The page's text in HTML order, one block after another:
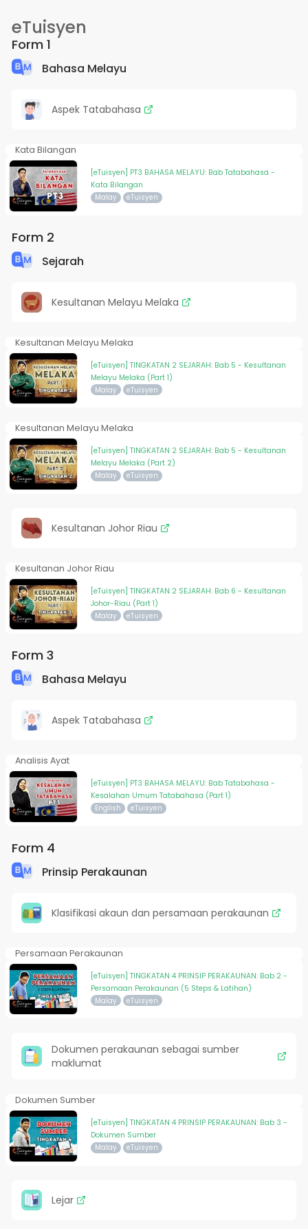
eTuisyen
Form 1
Bahasa Melayu
Aspek Tatabahasa
Kata Bilangan
[eTuisyen] PT3 BAHASA MELAYU: Bab Tatabahasa -
Kata Bilangan
Malay eTuisyen
Form 2
Sejarah
Kesultanan Melayu Melaka
Kesultanan Melayu Melaka
[eTuisyen] TINGKATAN 2 SEJARAH: Bab 5 - Kesultanan
Melayu Melaka (Part 1)
Malay eTuisyen
Kesultanan Melayu Melaka
[eTuisyen] TINGKATAN 2 SEJARAH: Bab 5 - Kesultanan
Melayu Melaka (Part 2)
Malay eTuisyen
Kesultanan Johor Riau
Kesultanan Johor Riau
[eTuisyen] TINGKATAN 2 SEJARAH: Bab 6 - Kesultanan
Johor-Riau (Part 1)
Malay eTuisyen
Form 3
Bahasa Melayu
Aspek Tatabahasa
Analisis Ayat
[eTuisyen] PT3 BAHASA MELAYU: Bab Tatabahasa -
Kesalahan Umum Tatabahasa (Part 1)
English eTuisyen
Form 4
Prinsip Perakaunan
Klasifikasi akaun dan persamaan perakaunan
Persamaan Perakaunan
[eTuisyen] TINGKATAN 4 PRINSIP PERAKAUNAN: Bab 2 -
Persamaan Perakaunan (5 Steps & Latihan)
Malay eTuisyen
Dokumen perakaunan sebagai sumber
maklumat
Dokumen Sumber
[eTuisyen] TINGKATAN 4 PRINSIP PERAKAUNAN: Bab 3 -
Dokumen Sumber
Malay eTuisyen
Lejar